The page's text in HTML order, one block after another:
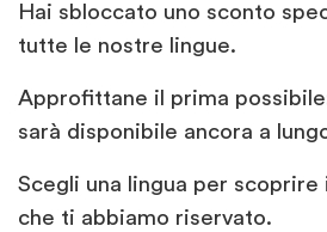
Hai sbloccato uno sconto
tutte le nostre lingue.
Approfittane il prima
sarà disponibile ancora a
Scegli una lingua per scoprire
che ti abbiamo riservato.